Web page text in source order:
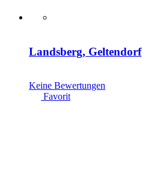
Landsberg, Geltendorf
Keine Bewertungen
Favorit